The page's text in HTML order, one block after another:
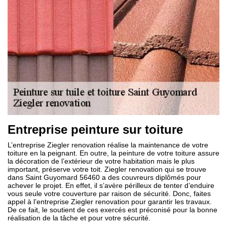
Entreprise peinture sur toiture
L’entreprise Ziegler renovation réalise la maintenance de votre
toiture en la peignant. En outre, la peinture de votre toiture assure
la décoration de l’extérieur de votre habitation mais le plus
important, préserve votre toit. Ziegler renovation qui se trouve
dans Saint Guyomard 56460 a des couvreurs diplômés pour
achever le projet. En effet, il s’avère périlleux de tenter d’enduire
vous seule votre couverture par raison de sécurité. Donc, faites
appel à l’entreprise Ziegler renovation pour garantir les travaux.
De ce fait, le soutient de ces exercés est préconisé pour la bonne
réalisation de la tâche et pour votre sécurité.